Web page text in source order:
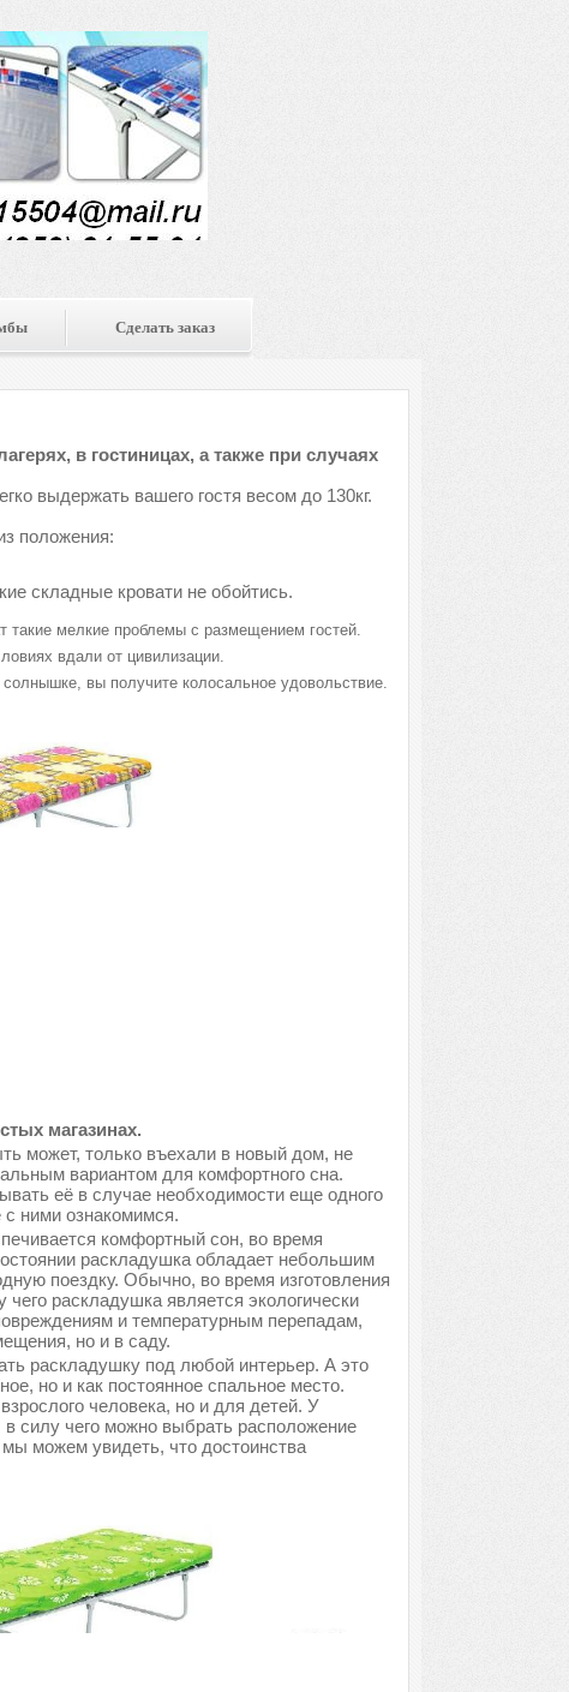
Сделать заказ
в гостиницах, а также при случаях
выдержать вашего гостя весом до 130кг.
положения:
складные кровати не обойтись.
такие мелкие проблемы с размещением гостей.
вдали от цивилизации.
вы получите колосальное удовольствие.
магазинах.
может, только въехали в новый дом, не
вариантом для комфортного сна.
её в случае необходимости еще одного
ними ознакомимся.
комфортный сон, во время
раскладушка обладает небольшим
поездку. Обычно, во время изготовления
раскладушка является экологически
и температурным перепадам,
но и в саду.
раскладушку под любой интерьер. А это
но и как постоянное спальное место.
человека, но и для детей. У
силу чего можно выбрать расположение
можем увидеть, что достоинства